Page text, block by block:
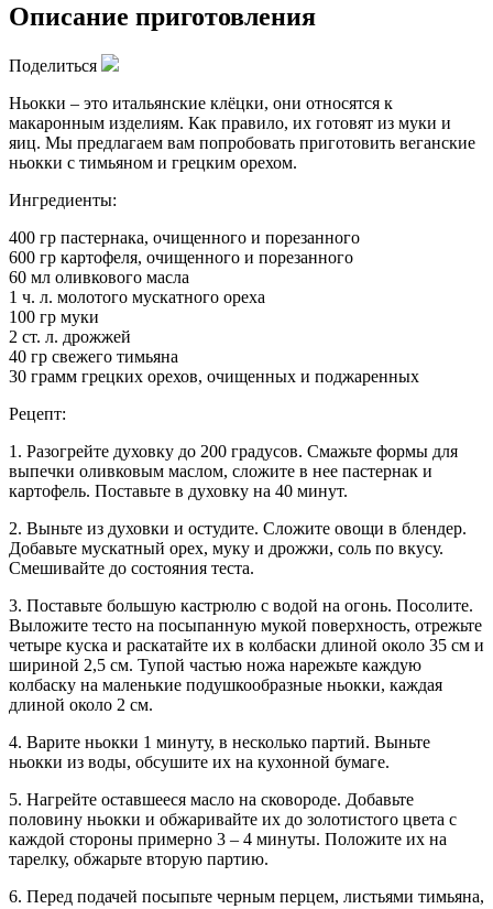
Описание приготовления
Поделиться
Ньокки – это итальянские клёцки, они относятся к
макаронным изделиям. Как правило, их готовят из муки и
яиц. Мы предлагаем вам попробовать приготовить веганские
ньокки с тимьяном и грецким орехом.
Ингредиенты:
400 гр пастернака, очищенного и порезанного
600 гр картофеля, очищенного и порезанного
60 мл оливкового масла
1 ч. л. молотого мускатного ореха
100 гр муки
2 ст. л. дрожжей
40 гр свежего тимьяна
30 грамм грецких орехов, очищенных и поджаренных
Рецепт:
1. Разогрейте духовку до 200 градусов. Смажьте формы для
выпечки оливковым маслом, сложите в нее пастернак и
картофель. Поставьте в духовку на 40 минут.
2. Выньте из духовки и остудите. Сложите овощи в блендер.
Добавьте мускатный орех, муку и дрожжи, соль по вкусу.
Смешивайте до состояния теста.
3. Поставьте большую кастрюлю с водой на огонь. Посолите.
Выложите тесто на посыпанную мукой поверхность, отрежьте
четыре куска и раскатайте их в колбаски длиной около 35 см и
шириной 2,5 см. Тупой частью ножа нарежьте каждую
колбаску на маленькие подушкообразные ньокки, каждая
длиной около 2 см.
4. Варите ньокки 1 минуту, в несколько партий. Выньте
ньокки из воды, обсушите их на кухонной бумаге.
5. Нагрейте оставшееся масло на сковороде. Добавьте
половину ньокки и обжаривайте их до золотистого цвета с
каждой стороны примерно 3 – 4 минуты. Положите их на
тарелку, обжарьте вторую партию.
6. Перед подачей посыпьте черным перцем, листьями тимьяна,